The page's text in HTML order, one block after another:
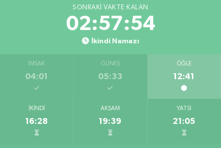
SONRAKI VAKTE KALAN
02:57:53
İkindi Namazı
İMSAK
04:01
GÜNEŞ
05:33
ÖĞLE
12:41
İKINDI
16:28
AKŞAM
19:39
YATSI
21:05